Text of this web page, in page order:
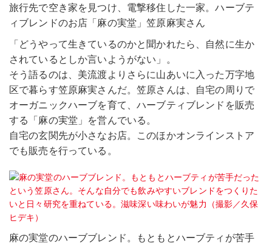
旅行先で空き家を見つけ、電撃移住した一家。ハーブテ
ィブレンドのお店「麻の実堂」笠原麻実さん
「どうやって生きているのかと聞かれたら、自然に生か
されているとしか言いようがない」。
そう語るのは、美流渡よりさらに山あいに入った万字地
区で暮らす笠原麻実さんだ。笠原さんは、自宅の周りで
オーガニックハーブを育て、ハーブティブレンドを販売
する「麻の実堂」を営んでいる。
自宅の玄関先が小さなお店。このほかオンラインストア
でも販売を行っている。
麻の実堂のハーブブレンド。もともとハーブティが苦手